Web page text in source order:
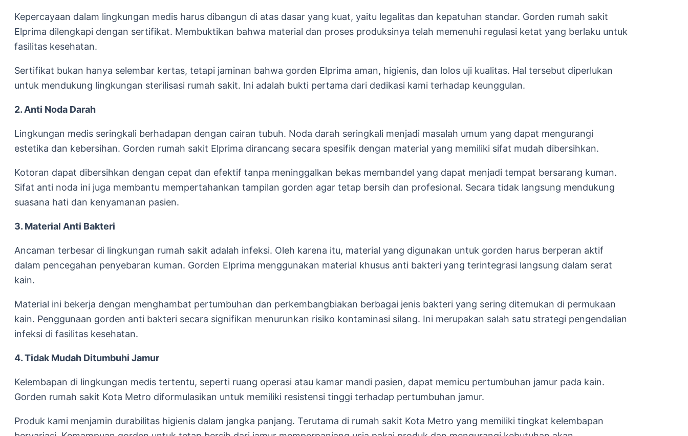
Kepercayaan dalam lingkungan medis harus dibangun di atas dasar yang kuat, yaitu legalitas dan kepatuhan standar. Gorden rumah sakit
Elprima dilengkapi dengan sertifikat. Membuktikan bahwa material dan proses produksinya telah memenuhi regulasi ketat yang berlaku untuk
fasilitas kesehatan.
Sertifikat bukan hanya selembar kertas, tetapi jaminan bahwa gorden Elprima aman, higienis, dan lolos uji kualitas. Hal tersebut diperlukan
untuk mendukung lingkungan sterilisasi rumah sakit. Ini adalah bukti pertama dari dedikasi kami terhadap keunggulan.
2. Anti Noda Darah
Lingkungan medis seringkali berhadapan dengan cairan tubuh. Noda darah seringkali menjadi masalah umum yang dapat mengurangi
estetika dan kebersihan. Gorden rumah sakit Elprima dirancang secara spesifik dengan material yang memiliki sifat mudah dibersihkan.
Kotoran dapat dibersihkan dengan cepat dan efektif tanpa meninggalkan bekas membandel yang dapat menjadi tempat bersarang kuman.
Sifat anti noda ini juga membantu mempertahankan tampilan gorden agar tetap bersih dan profesional. Secara tidak langsung mendukung
suasana hati dan kenyamanan pasien.
3. Material Anti Bakteri
Ancaman terbesar di lingkungan rumah sakit adalah infeksi. Oleh karena itu, material yang digunakan untuk gorden harus berperan aktif
dalam pencegahan penyebaran kuman. Gorden Elprima menggunakan material khusus anti bakteri yang terintegrasi langsung dalam serat
kain.
Material ini bekerja dengan menghambat pertumbuhan dan perkembangbiakan berbagai jenis bakteri yang sering ditemukan di permukaan
kain. Penggunaan gorden anti bakteri secara signifikan menurunkan risiko kontaminasi silang. Ini merupakan salah satu strategi pengendalian
infeksi di fasilitas kesehatan.
4. Tidak Mudah Ditumbuhi Jamur
Kelembapan di lingkungan medis tertentu, seperti ruang operasi atau kamar mandi pasien, dapat memicu pertumbuhan jamur pada kain.
Gorden rumah sakit Kota Metro diformulasikan untuk memiliki resistensi tinggi terhadap pertumbuhan jamur.
Produk kami menjamin durabilitas higienis dalam jangka panjang. Terutama di rumah sakit Kota Metro yang memiliki tingkat kelembapan